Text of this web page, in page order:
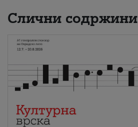
Слични содржини